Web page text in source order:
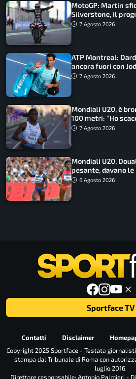
MotoGP: Martin
Silverstone, il
7 Agosto 2026
ATP Montreal:
ancora fuori con
7 Agosto 2026
Mondiali U20, è
100 metri: “Ho
7 Agosto 2026
Mondiali U20,
pesante, davano
Non ho nulla da
6 Agosto 2026
Sportface TV
Contatti Disclaimer
Copyright 2025 Sportface - Testata
stampa dal Tribunale di Roma con
luglio 2016.
Direttore responsabile: Antonio Palmieri -